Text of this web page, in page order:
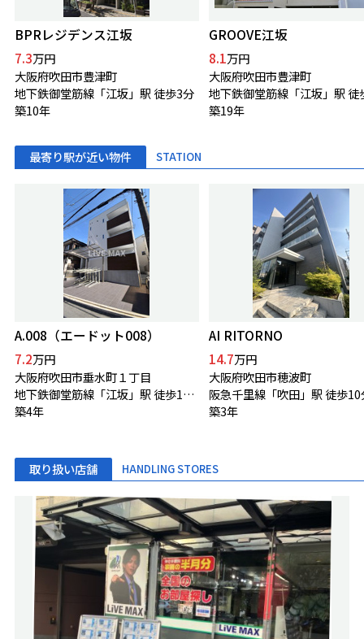
BPRレジデンス江坂
7.3万円
大阪府吹田市豊津町
地下鉄御堂筋線「江坂」駅 徒歩3分
築10年
GROOVE江坂
8.1万円
大阪府吹田市豊津町
築19年
最寄り駅が近い物件 STATION
A.008（エードット008）
7.2万円
大阪府吹田市垂水町１丁目
地下鉄御堂筋線「江坂」駅 徒歩10分
築4年
AI RITORNO
14.7万円
大阪府吹田市穂波町
阪急千里線「吹田」駅 徒歩10
築3年
取り扱い店舗 HANDLING STORES